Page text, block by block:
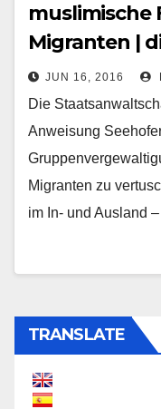
muslimische
Migranten |
JUN 16, 2016
Die
Anweisung
Migranten zu
im In- und Ausland
TRANSLATE